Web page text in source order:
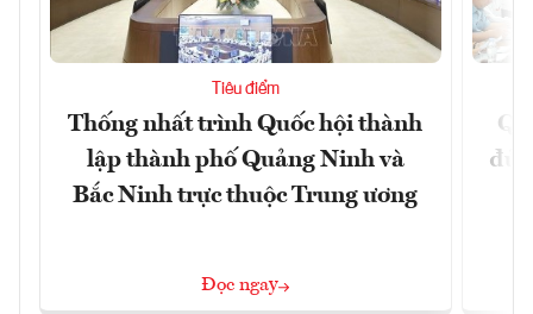
Tiêu điểm
Thống nhất trình Quốc hội thành
lập thành phố Quảng Ninh và
Bắc Ninh trực thuộc Trung ương
Đọc ngay
đủ